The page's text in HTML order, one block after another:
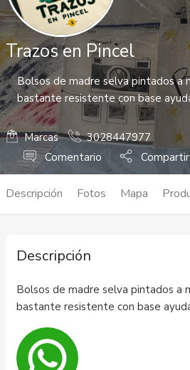
Trazos en Pincel
Bolsos de madre selva pintados a
bastante resistente con base
Marcas
3028447977
Comentario
Compartir
Descripción Fotos Mapa
Descripción
Bolsos de madre selva pintados a
bastante resistente con base